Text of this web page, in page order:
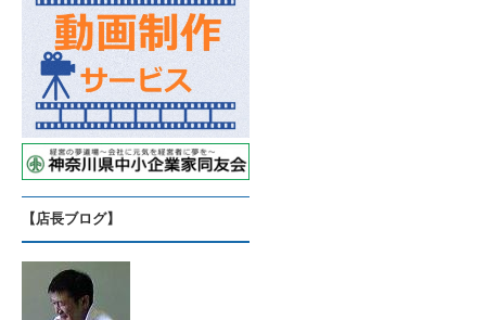
【店長ブログ】